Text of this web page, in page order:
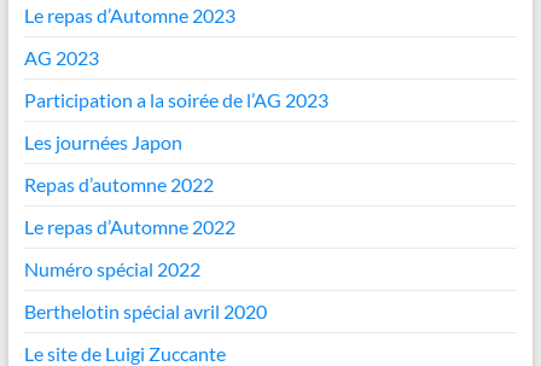
Le repas d’Automne 2023
AG 2023
Participation a la soirée de l’AG 2023
Les journées Japon
Repas d’automne 2022
Le repas d’Automne 2022
Numéro spécial 2022
Berthelotin spécial avril 2020
Le site de Luigi Zuccante